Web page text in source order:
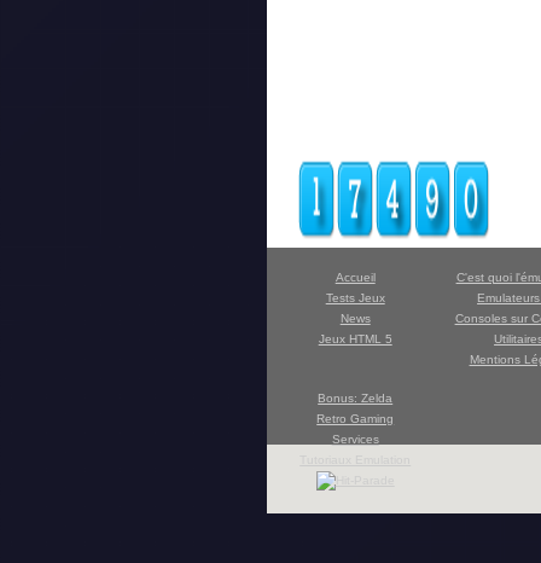
Accueil
Tests Jeux
News
Jeux HTML 5
C'est quoi
Consoles sur
Mentions
Bonus: Zelda
Retro Gaming
Services